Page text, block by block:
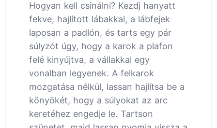
Hogyan kell csinálni? Kezdj hanyatt
fekve, hajlított lábakkal, a lábfejek
laposan a padlón, és tarts egy pár
súlyzót úgy, hogy a karok a plafon
felé kinyújtva, a vállakkal egy
vonalban legyenek. A felkarok
mozgatása nélkül, lassan hajlítsa be a
könyökét, hogy a súlyokat az arc
keretéhez engedje le. Tartson